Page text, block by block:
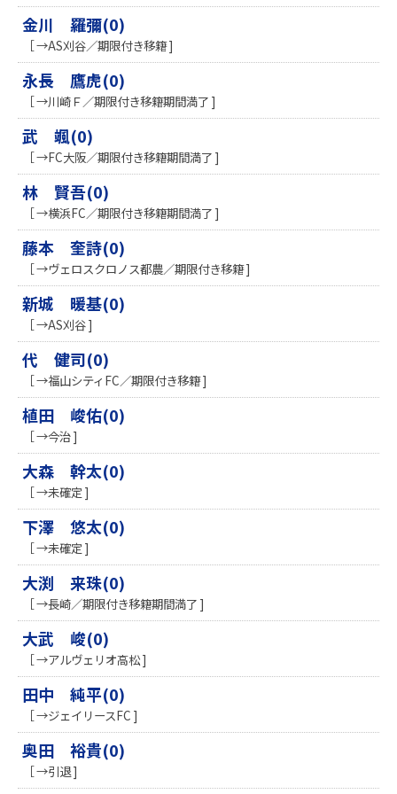
金川 羅彌(0)
［ →AS刈谷／期限付き移籍 ]
永長 鷹虎(0)
［ →川崎Ｆ／期限付き移籍期間満了 ]
武 颯(0)
［ →FC大阪／期限付き移籍期間満了 ]
林 賢吾(0)
［ →横浜FC／期限付き移籍期間満了 ]
藤本 奎詩(0)
［ →ヴェロスクロノス都農／期限付き移籍 ]
新城 暖基(0)
［ →AS刈谷 ]
代 健司(0)
［ →福山シティFC／期限付き移籍 ]
植田 峻佑(0)
［ →今治 ]
大森 幹太(0)
［ →未確定 ]
下澤 悠太(0)
［ →未確定 ]
大渕 来珠(0)
［ →長崎／期限付き移籍期間満了 ]
大武 峻(0)
［ →アルヴェリオ高松 ]
田中 純平(0)
［ →ジェイリースFC ]
奥田 裕貴(0)
［ →引退 ]